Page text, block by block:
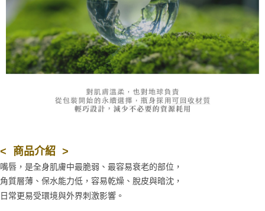
< 商品介紹 >
嘴唇，是全身肌膚中最脆弱、最容易衰老的部位，
角質層薄、保水能力低，容易乾燥、脫皮與暗沈，
日常更易受環境與外界刺激影響。